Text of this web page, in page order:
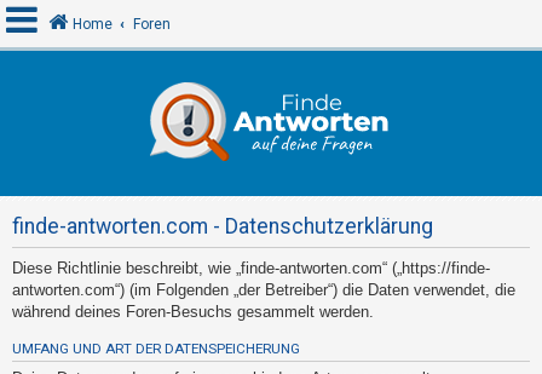
e
l
d
e
Home Foren
finde-antworten.com - Datenschutzerklärung
Diese Richtlinie beschreibt, wie „finde-antworten.com“ („https://finde-
antworten.com“) (im Folgenden „der Betreiber“) die Daten verwendet, die
während deines Foren-Besuchs gesammelt werden.
UMFANG UND ART DER DATENSPEICHERUNG